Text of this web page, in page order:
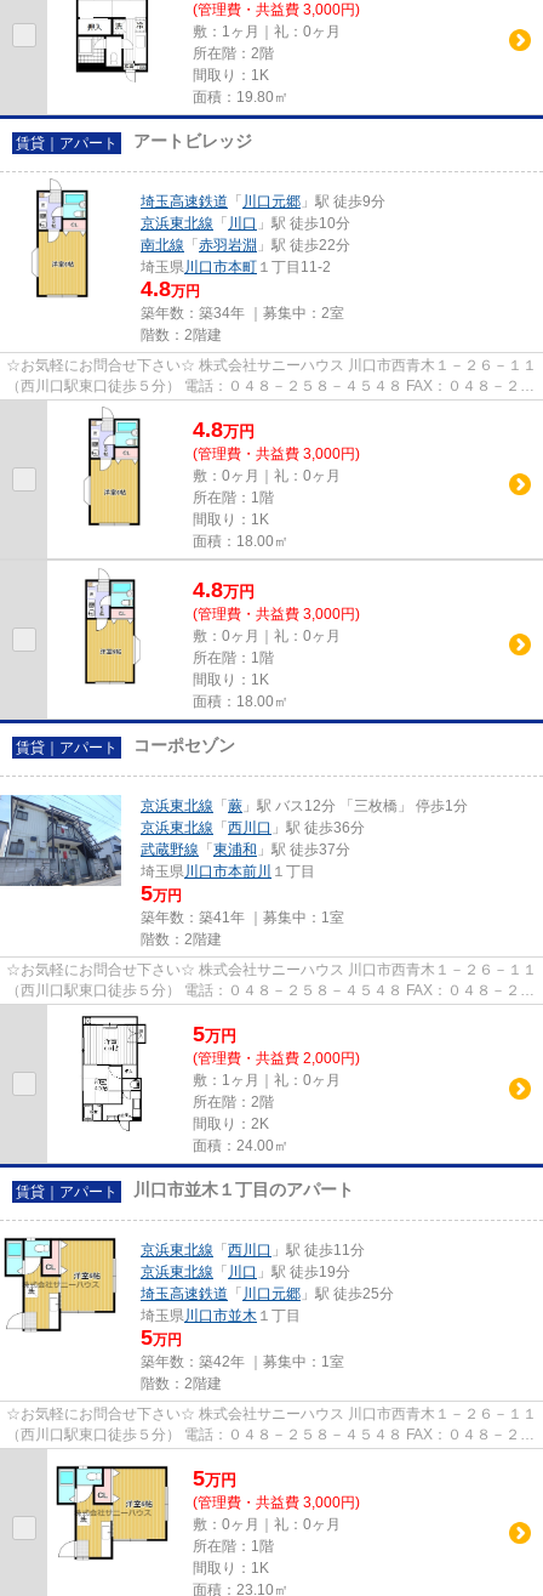
(管理費・共益費 3,000円)
敷：1ヶ月｜礼：0ヶ月
所在階：2階
間取り：1K
面積：19.80㎡
賃貸｜アパート アートビレッジ
埼玉高速鉄道 「 川口元郷 」駅 徒歩9分
京浜東北線 「 川口 」駅 徒歩10分
南北線 「 赤羽岩淵 」駅 徒歩22分
埼玉県川口市本町 １丁目11-2
4.8万円
築年数：築34年 ｜募集中： 2室
階数：2階建
☆お気軽にお問合せ下さい☆ 株式会社サニーハウス 川口市西青木１－２６－１１
（西川口駅東口徒歩５分） 電話：０４８－２５８－４５４８ FAX：０４８－２５
８－４５２８ MAIL：sales@s...
4.8万円
(管理費・共益費 3,000円)
敷：0ヶ月｜礼：0ヶ月
所在階：1階
間取り：1K
面積：18.00㎡
4.8万円
(管理費・共益費 3,000円)
敷：0ヶ月｜礼：0ヶ月
所在階：1階
間取り：1K
面積：18.00㎡
賃貸｜アパート コーポセゾン
京浜東北線 「 蕨 」駅 バス12分 「三枚橋」 停歩1分
京浜東北線 「 西川口 」駅 徒歩36分
武蔵野線 「 東浦和 」駅 徒歩37分
埼玉県川口市本前川 １丁目
5万円
築年数：築41年 ｜募集中： 1室
階数：2階建
☆お気軽にお問合せ下さい☆ 株式会社サニーハウス 川口市西青木１－２６－１１
（西川口駅東口徒歩５分） 電話：０４８－２５８－４５４８ FAX：０４８－２５
5万円
(管理費・共益費 2,000円)
敷：1ヶ月｜礼：0ヶ月
所在階：2階
間取り：2K
面積：24.00㎡
賃貸｜アパート 川口市並木１丁目のアパート
京浜東北線 「 西川口 」駅 徒歩11分
京浜東北線 「 川口 」駅 徒歩19分
埼玉高速鉄道 「 川口元郷 」駅 徒歩25分
埼玉県川口市並木 １丁目
5万円
築年数：築42年 ｜募集中： 1室
階数：2階建
☆お気軽にお問合せ下さい☆ 株式会社サニーハウス 川口市西青木１－２６－１１
（西川口駅東口徒歩５分） 電話：０４８－２５８－４５４８ FAX：０４８－２５
5万円
(管理費・共益費 3,000円)
敷：0ヶ月｜礼：0ヶ月
所在階：1階
間取り：1K
面積：23.10㎡